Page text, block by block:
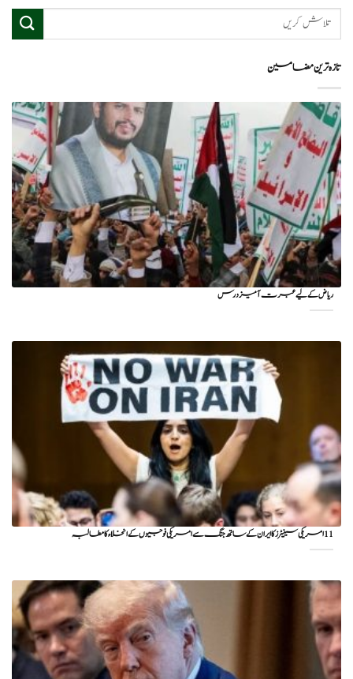
تازہ ترین مضامین
ریاض کے لیے عبرت آمیز درس
11 امریکی سینیٹرز کا ایران کے ساتھ جنگ سے امریکی فوجیوں کے انخلاء کا مطالبہ